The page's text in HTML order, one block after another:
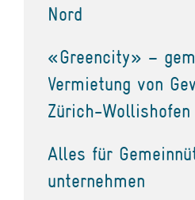
Nord
«Greencity» –
Vermietung von
Zürich-Wollishofen
Alles für
unternehmen